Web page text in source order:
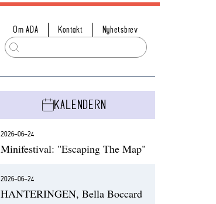
Om ADA Kontakt Nyhetsbrev
KALENDERN
2026-06-24
Minifestival: "Escaping The Map"
2026-06-24
HANTERINGEN, Bella Boccard